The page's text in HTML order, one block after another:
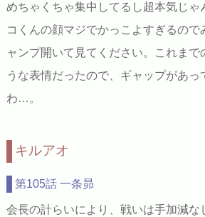
めちゃくちゃ集中してるし超本気じ
コくんの顔マジでかっこよすぎるので
ャンプ開いて見てください。これまで
うな表情だったので、ギャップがあっ
わ…。
キルアオ
第105話 一条昴
会長の計らいにより、戦いは手加減な